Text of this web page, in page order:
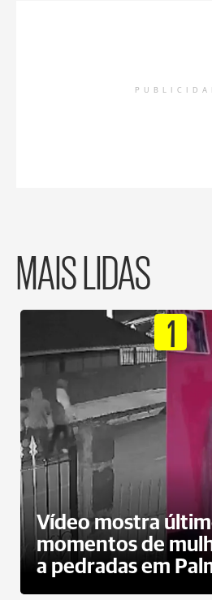
MAIS LIDAS
1
Vídeo mostra
momentos de
a pedradas em